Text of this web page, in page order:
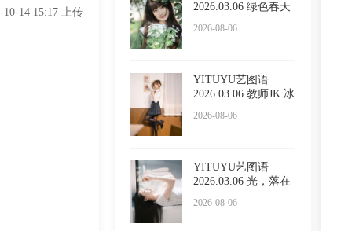
2026.03.06 绿色春天
2026-08-06
YITUYU艺图语
2026.03.06 教师JK 冰
2026-08-06
YITUYU艺图语
2026.03.06 光，落在
2026-08-06
10-14 15:17 上传